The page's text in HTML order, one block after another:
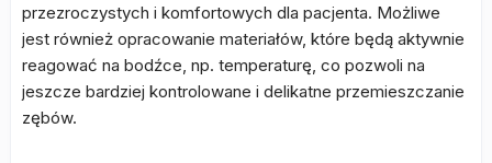
przezroczystych i komfortowych dla pacjenta. Możliwe
jest również opracowanie materiałów, które będą aktywnie
reagować na bodźce, np. temperaturę, co pozwoli na
jeszcze bardziej kontrolowane i delikatne przemieszczanie
zębów.